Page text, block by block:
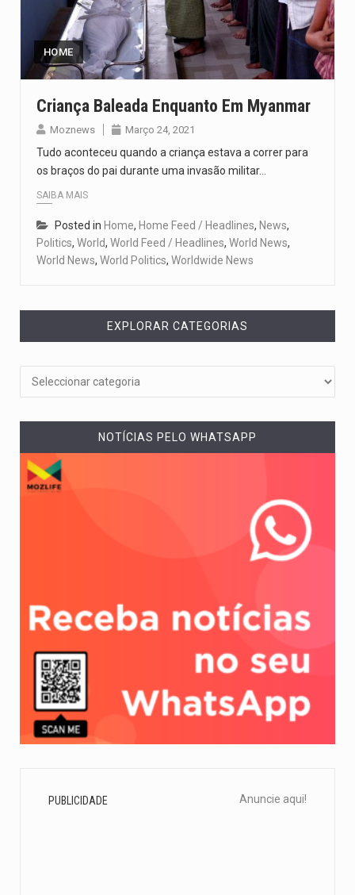
Segundo as autoridades canadianas, mais de 200 incêndios florestais continuam…
O Senado dos Estados Unidos aprovou, no dia 7 de…
HOME
Criança Baleada Enquanto Em Myanmar
Moznews Março 24, 2021
Tudo aconteceu quando a criança estava a correr para
os braços do pai durante uma invasão militar…
SAIBA MAIS
Posted in Home, Home Feed / Headlines, News,
Politics, World, World Feed / Headlines, World News,
World News, World Politics, Worldwide News
EXPLORAR CATEGORIAS
NOTÍCIAS PELO WHATSAPP
PUBLICIDADE Anuncie aqui!